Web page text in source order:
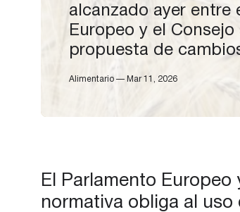
alcanzado ayer entre
Europeo y el Consejo
propuesta de
a la legislación que
la organización
cambios fortalecerán
los agricultores…
Alimentario — Mar 11, 2026
El Parlamento
normativa obliga al